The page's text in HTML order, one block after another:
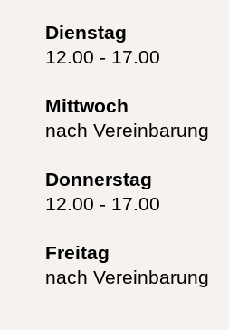
Dienstag
12.00 - 17.00
Mittwoch
nach Vereinbarung
Donnerstag
12.00 - 17.00
Freitag
nach Vereinbarung